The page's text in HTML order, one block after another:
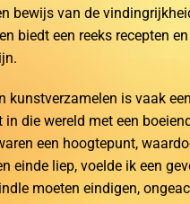
bewijs van de
biedt een reeks recepten
kunstverzamelen is vaak
in die wereld met een
een hoogtepunt,
einde liep, voelde ik een
moeten eindigen,